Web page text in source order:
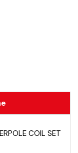
COIL SET